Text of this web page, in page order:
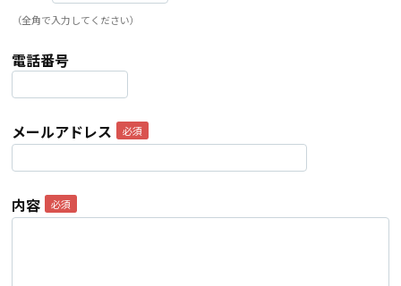
（全角で入力してください）
電話番号
メールアドレス
内容